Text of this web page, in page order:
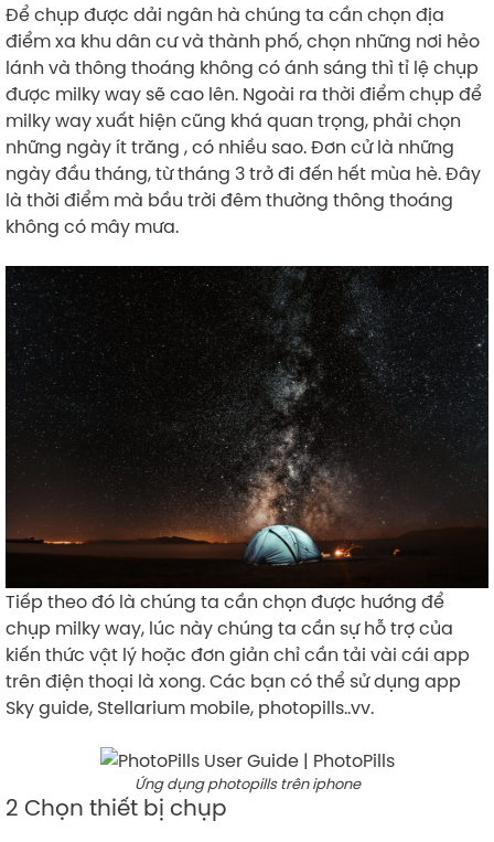
Để chụp được dải ngân hà chúng ta cần chọn địa
điểm xa khu dân cư và thành phố, chọn những nơi hẻo
lánh và thông thoáng không có ánh sáng thì tỉ lệ chụp
được milky way sẽ cao lên. Ngoài ra thời điểm chụp để
milky way xuất hiện cũng khá quan trọng, phải chọn
những ngày ít trăng , có nhiều sao. Đơn cử là những
ngày đầu tháng, từ tháng 3 trở đi đến hết mùa hè. Đây
là thời điểm mà bầu trời đêm thường thông thoáng
không có mây mưa.
Tiếp theo đó là chúng ta cần chọn được hướng để
chụp milky way, lúc này chúng ta cần sự hỗ trợ của
kiến thức vật lý hoặc đơn giản chỉ cần tải vài cái app
trên điện thoại là xong. Các bạn có thể sử dụng app
Sky guide, Stellarium mobile, photopills..vv.
Ứng dụng photopills trên iphone
2 Chọn thiết bị chụp